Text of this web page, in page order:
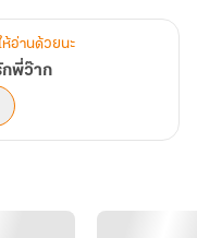
ห้อ่านด้วยนะ
กพี่ว๊าก